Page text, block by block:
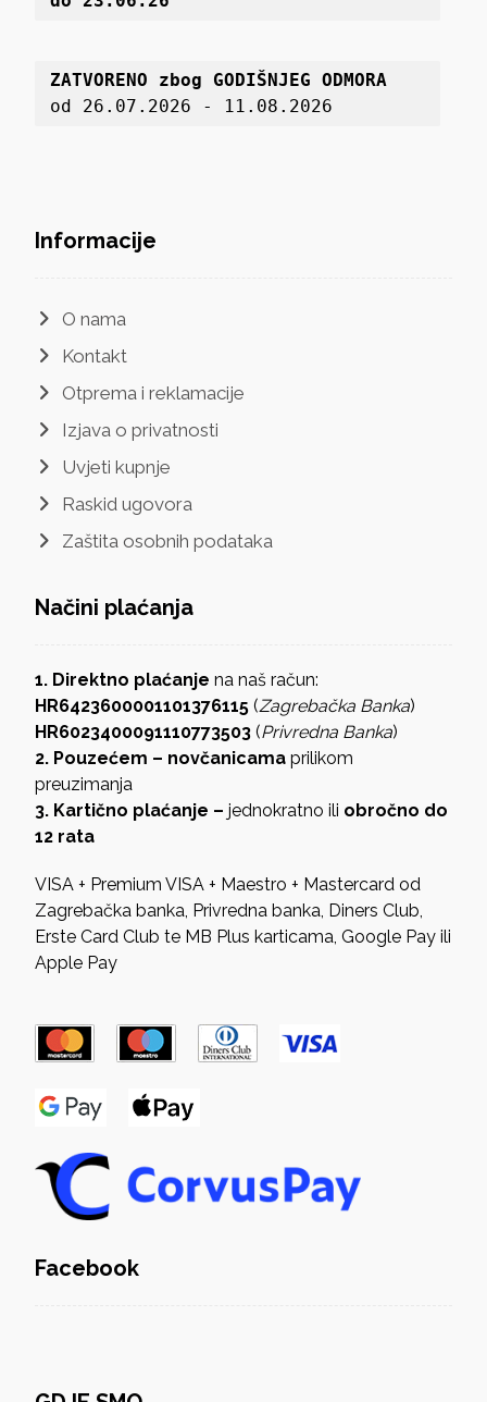
ZATVORENO zbog GODIŠNJEG ODMORA
od 26.07.2026 - 11.08.2026
Informacije
O nama
Kontakt
Otprema i reklamacije
Izjava o privatnosti
Uvjeti kupnje
Raskid ugovora
Zaštita osobnih podataka
Načini plaćanja
1. Direktno plaćanje na naš račun:
HR6423600001101376115(Zagrebačka Banka)
HR6023400091110773503(Privredna Banka)
2. Pouzećem – novčanicamaprilikom
preuzimanja
3. Kartično plaćanje –jednokratno ili obročno do
12 rata
VISA + Premium VISA + Maestro + Mastercard od
Zagrebačka banka, Privredna banka, Diners Club,
Erste Card Club te MB Plus karticama, Google Pay ili
Apple Pay
Facebook